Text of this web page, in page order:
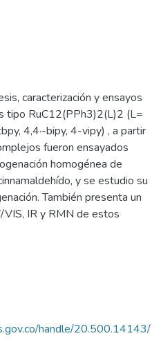
caracterización y ensayos
tipo RuC12(PPh3)2(L)2 (L=
4,4·-bipy, 4-vipy) , a partir
fueron ensayados
homogénea de
y se estudio su
También presenta un
IR y RMN de estos
handle/20.500.14143/